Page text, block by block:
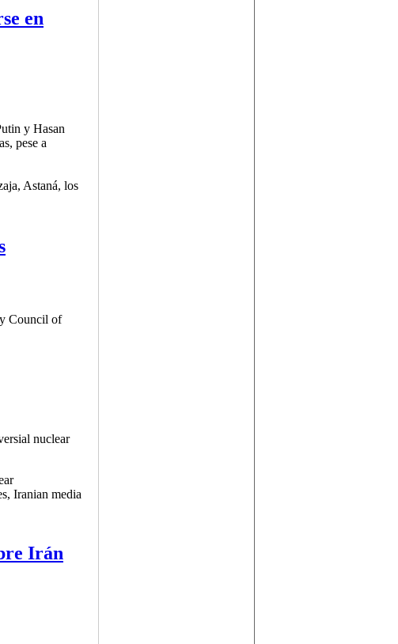
en
y Hasan
pese a
Astaná, los
Council of
nuclear
Iranian media
Irán